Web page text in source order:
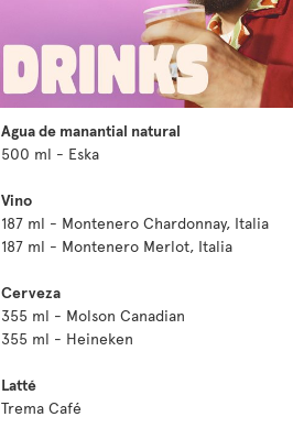
Agua de manantial natural
500 ml - Eska
Vino
187 ml - Montenero Chardonnay, Italia
187 ml - Montenero Merlot, Italia
Cerveza
355 ml - Molson Canadian
355 ml - Heineken
Latté
Trema Café